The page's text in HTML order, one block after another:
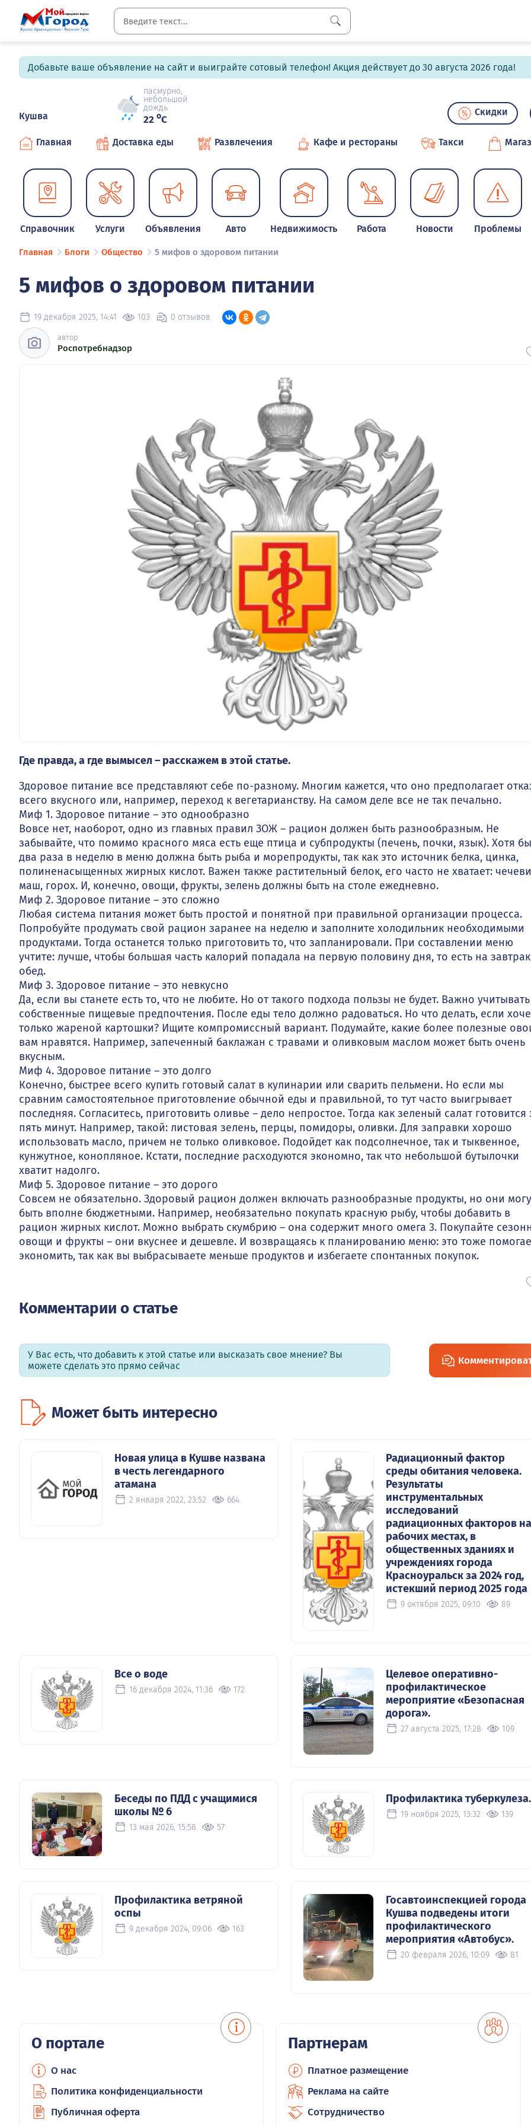
Добавьте ваше объявление на сайт и выиграйте сотовый телефон! Акция действует до 30 августа 2026 года!
Кушва
пасмурно,
небольшой
дождь
22 oC
Скидки
Главная Доставка еды Развлечения Кафе и рестораны Такси
Справочник Услуги Объявления Авто Недвижимость Работа Новости Проблемы
Главная Блоги Общество 5 мифов о здоровом питании
5 мифов о здоровом питании
19 декабря 2025, 14:41 103 0 отзывов
автор
Роспотребнадзор
Где правда, а где вымысел – расскажем в этой статье.
Здоровое питание все представляют себе по-разному. Многим кажется, что оно предполагает
всего вкусного или, например, переход к вегетарианству. На самом деле все не так печально.
Миф 1. Здоровое питание – это однообразно
Вовсе нет, наоборот, одно из главных правил ЗОЖ – рацион должен быть разнообразным. Не
забывайте, что помимо красного мяса есть еще птица и субпродукты (печень, почки, язык). Хотя бы
два раза в неделю в меню должна быть рыба и морепродукты, так как это источник белка, цинка,
полиненасыщенных жирных кислот. Важен также растительный белок, его часто не хватает:
маш, горох. И, конечно, овощи, фрукты, зелень должны быть на столе ежедневно.
Миф 2. Здоровое питание – это сложно
Любая система питания может быть простой и понятной при правильной организации процесса.
Попробуйте продумать свой рацион заранее на неделю и заполните холодильник необходимыми
продуктами. Тогда останется только приготовить то, что запланировали. При составлении меню
учтите: лучше, чтобы большая часть калорий попадала на первую половину дня, то есть на
обед.
Миф 3. Здоровое питание – это невкусно
Да, если вы станете есть то, что не любите. Но от такого подхода пользы не будет. Важно учитывать
собственные пищевые предпочтения. После еды тело должно радоваться. Но что делать, если
только жареной картошки? Ищите компромиссный вариант. Подумайте, какие более полезные
вам нравятся. Например, запеченный баклажан с травами и оливковым маслом может быть очень
вкусным.
Миф 4. Здоровое питание – это долго
Конечно, быстрее всего купить готовый салат в кулинарии или сварить пельмени. Но если мы
сравним самостоятельное приготовление обычной еды и правильной, то тут часто выигрывает
последняя. Согласитесь, приготовить оливье – дело непростое. Тогда как зеленый салат готовится
пять минут. Например, такой: листовая зелень, перцы, помидоры, оливки. Для заправки хорошо
использовать масло, причем не только оливковое. Подойдет как подсолнечное, так и тыквенное,
кунжутное, конопляное. Кстати, последние расходуются экономно, так что небольшой бутылочки
хватит надолго.
Миф 5. Здоровое питание – это дорого
Совсем не обязательно. Здоровый рацион должен включать разнообразные продукты, но они
быть вполне бюджетными. Например, необязательно покупать красную рыбу, чтобы добавить в
рацион жирных кислот. Можно выбрать скумбрию – она содержит много омега 3. Покупайте
овощи и фрукты – они вкуснее и дешевле. И возвращаясь к планированию меню: это тоже
экономить, так как вы выбрасываете меньше продуктов и избегаете спонтанных покупок.
Комментарии о статье
У Вас есть, что добавить к этой статье или высказать свое мнение? Вы
можете сделать это прямо сейчас
Может быть интересно
Новая улица в Кушве названа
в честь легендарного
атамана
2 января 2022, 23:52 664
Радиационный фактор
среды обитания человека.
Результаты
инструментальных
исследований
радиационных факторов на
рабочих местах, в
общественных зданиях и
учреждениях города
Красноуральск за 2024 год,
истекший период 2025 года
9 октября 2025, 09:10 89
Все о воде
16 декабря 2024, 11:36 172
Целевое оперативно-
профилактическое
мероприятие «Безопасная
дорога».
27 августа 2025, 17:28 109
Беседы по ПДД с учащимися
школы № 6
13 мая 2026, 15:58 57
Профилактика туберкулеза.
19 ноября 2025, 13:32 139
Профилактика ветряной
оспы
9 декабря 2024, 09:06 163
Госавтоинспекцией города
Кушва подведены итоги
профилактического
мероприятия «Автобус».
20 февраля 2026, 10:09 81
О портале
О нас
Политика конфиденциальности
Публичная оферта
Партнерам
Платное размещение
Реклама на сайте
Сотрудничество